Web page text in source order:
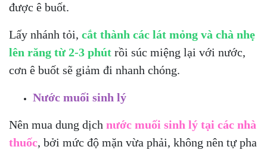
được ê buốt.
Lấy nhánh tỏi, cắt thành các lát mỏng và chà nhẹ
lên răng từ 2-3 phút rồi súc miệng lại với nước,
cơn ê buốt sẽ giảm đi nhanh chóng.
Nước muối sinh lý
Nên mua dung dịch nước muối sinh lý tại các nhà
thuốc, bởi mức độ mặn vừa phải, không nên tự pha